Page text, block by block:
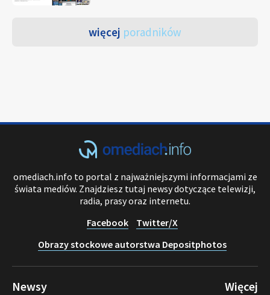
więcej poradników
omediach.info to portal z najważniejszymi informacjami ze
świata mediów. Znajdziesz tutaj newsy dotyczące telewizji,
radia, prasy oraz internetu.
Facebook
Twitter/X
Obrazy stockowe autorstwa Depositphotos
Newsy Więcej